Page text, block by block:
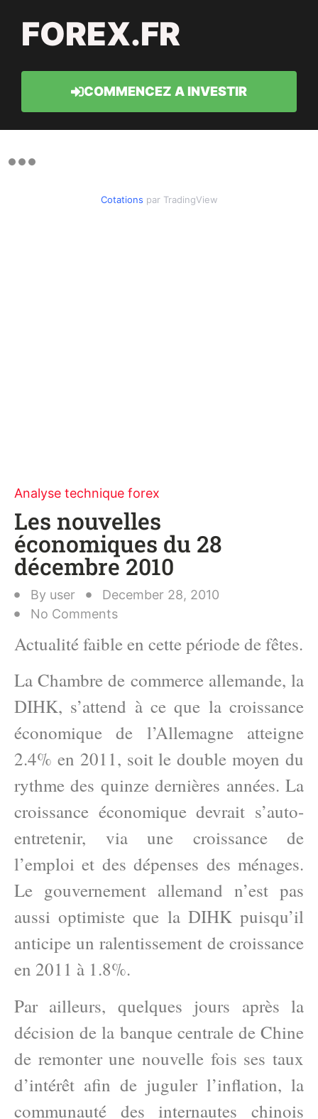
FOREX.FR
COMMENCEZ A INVESTIR
Cotations par TradingView
Analyse technique forex
Les nouvelles
économiques du 28
décembre 2010
By user
December 28, 2010
No Comments
Actualité faible en cette période de fêtes.
La Chambre de commerce allemande, la
DIHK, s’attend à ce que la croissance
économique de l’Allemagne atteigne
2.4% en 2011, soit le double moyen du
rythme des quinze dernières années. La
croissance économique devrait s’auto-
entretenir, via une croissance de
l’emploi et des dépenses des ménages.
Le gouvernement allemand n’est pas
aussi optimiste que la DIHK puisqu’il
anticipe un ralentissement de croissance
en 2011 à 1.8%.
Par ailleurs, quelques jours après la
décision de la banque centrale de Chine
de remonter une nouvelle fois ses taux
d’intérêt afin de juguler l’inflation, la
communauté des internautes chinois